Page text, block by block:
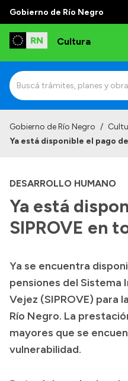
Gobierno de Río Negro
Cultura
Delegaciones
Normativa
Transparencia
Presupuesto
Boletín Oficial
Compras y licitaciones
Gobierno de Río Negro /
Ya está disponible el pago
DESARROLLO HUMANO
Ya está
SIPROVE en
Ya se encuentra
pensiones del Sistema
Vejez (SIPROVE) para
Río Negro. La
mayores que se
vulnerabilidad.